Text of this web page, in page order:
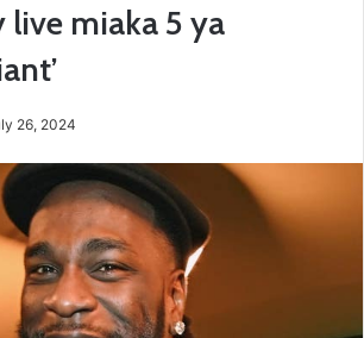
live miaka 5 ya
26, 2024